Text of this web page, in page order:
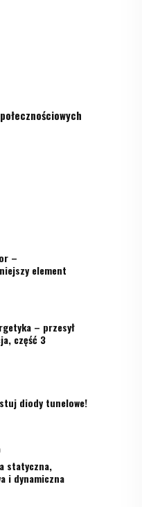
–
element
– przesył
część 3
diody tunelowe!
statyczna,
i dynamiczna